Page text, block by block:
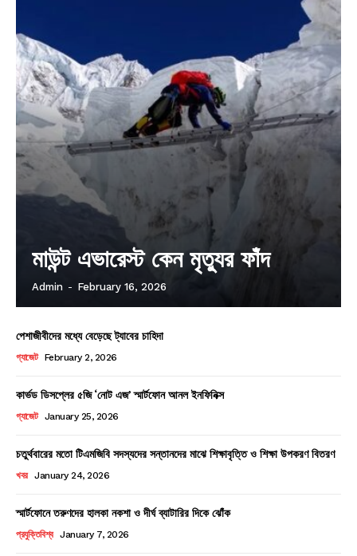
মাউন্ট এভারেস্ট কেন মৃত্যুর ফাঁদ
Admin - February 16, 2026
পেশাজীবীদের মধ্যে বেড়েছে ট্যাবের চাহিদা
গ্যাজেট February 2, 2026
কার্ভড ডিসপ্লের ৫জি ‘নোট এজ’ স্মার্টফোন আনল ইনফিনিক্স
গ্যাজেট January 25, 2026
চতুর্থবারের মতো টিএমজিবি সদস্যদের সন্তানদের মাঝে শিক্ষাবৃত্তি ও শিক্ষা উপকরণ বিতরণ
খবর January 24, 2026
স্মার্টফোনে তরুণদের হালকা নকশা ও দীর্ঘ ব্যাটারির দিকে ঝোঁক
প্রযুক্তিবিশ্ব January 7, 2026